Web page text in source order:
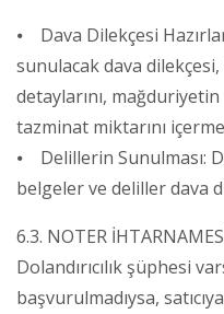
⦁ Dava Dilekçesi
sunulacak dava dilekçesi,
detaylarını,
tazminat miktarını
⦁ Delillerin Sunulması:
belgeler ve deliller dava
6.3. NOTER
Dolandırıcılık şüphesi
başvurulmadıysa,